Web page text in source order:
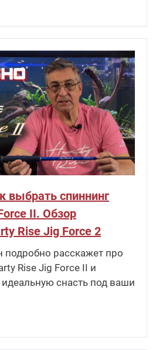
спиннинг
II. Обзор
Rise Jig Force 2
расскажет про
Rise Jig Force II и
снасть под ваши